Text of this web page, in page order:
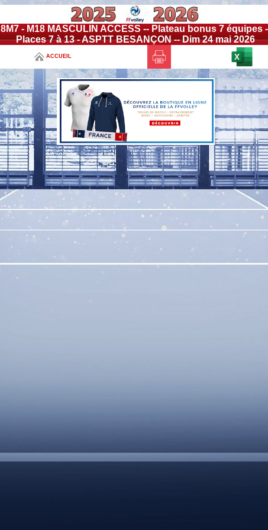
8M7 - M18 MASCULIN ACCESS -- Plateau bonus 7 équipes
Places 7 à 13 - ASPTT BESANÇON -- Dim 24 mai 2026
ACCUEIL